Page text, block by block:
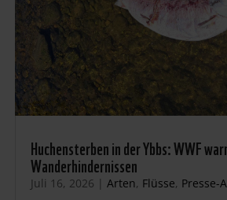
Huchensterben in der Ybbs: WWF
Wanderhindernissen
Juli 16, 2026 | Arten, Flüsse, Presse-